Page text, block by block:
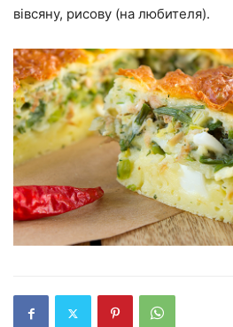
вівсяну, рисову (на любителя).